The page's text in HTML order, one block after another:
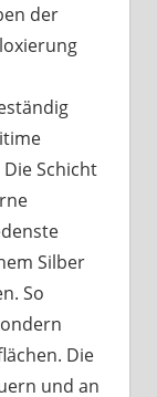
der
Schicht
Silber
So
Die
und an